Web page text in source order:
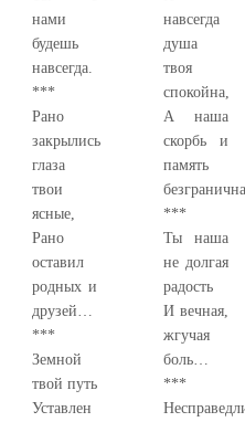
нами
будешь
навсегда.
***
Рано
закрылись
глаза
твои
ясные,
Рано
оставил
родных и
друзей…
***
Земной
твой путь
Уставлен
навсегда
душа
твоя
спокойна,
А наша
скорбь и
память
***
Ты наша
не долгая
радость
И вечная,
жгучая
боль…
***